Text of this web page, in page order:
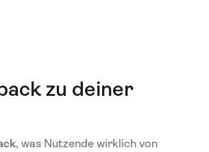
zu deiner
, was Nutzende wirklich von